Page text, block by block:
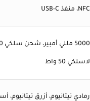
NFC، منفذ USB-C
لاسلكي 50 واط
رمادي تيتانيوم، أزرق تيتانيوم،